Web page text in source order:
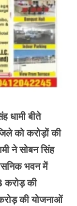
धामी बीते
को करोड़ों की
ने सोबन सिंह
भवन में
करोड़ की
की योजनाओं